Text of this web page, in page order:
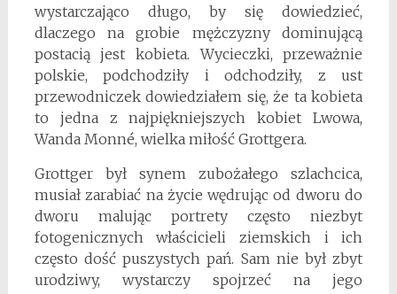
wystarczająco długo, by się dowiedzieć,
dlaczego na grobie mężczyzny dominującą
postacią jest kobieta. Wycieczki, przeważnie
polskie, podchodziły i odchodziły, z ust
przewodniczek dowiedziałem się, że ta kobieta
to jedna z najpiękniejszych kobiet Lwowa,
Wanda Monné, wielka miłość Grottgera.
Grottger był synem zubożałego szlachcica,
musiał zarabiać na życie wędrując od dworu do
dworu malując portrety często niezbyt
fotogenicznych właścicieli ziemskich i ich
często dość puszystych pań. Sam nie był zbyt
urodziwy, wystarczy spojrzeć na jego